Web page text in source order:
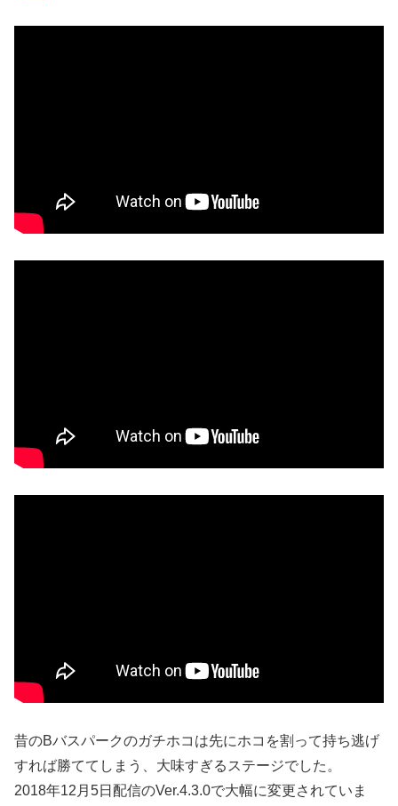
昔のBバスパークのガチホコは先にホコを割って持ち逃げ
すれば勝ててしまう、大味すぎるステージでした。
2018年12月5日配信のVer.4.3.0で大幅に変更されていま